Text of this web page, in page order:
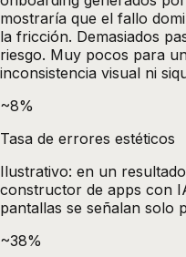
mostraría que el fallo
la fricción. Demasiados
riesgo. Muy pocos para
inconsistencia visual ni
~8%
Tasa de errores estéticos
Ilustrativo: en un
constructor de apps con
pantallas se señalan solo
~38%